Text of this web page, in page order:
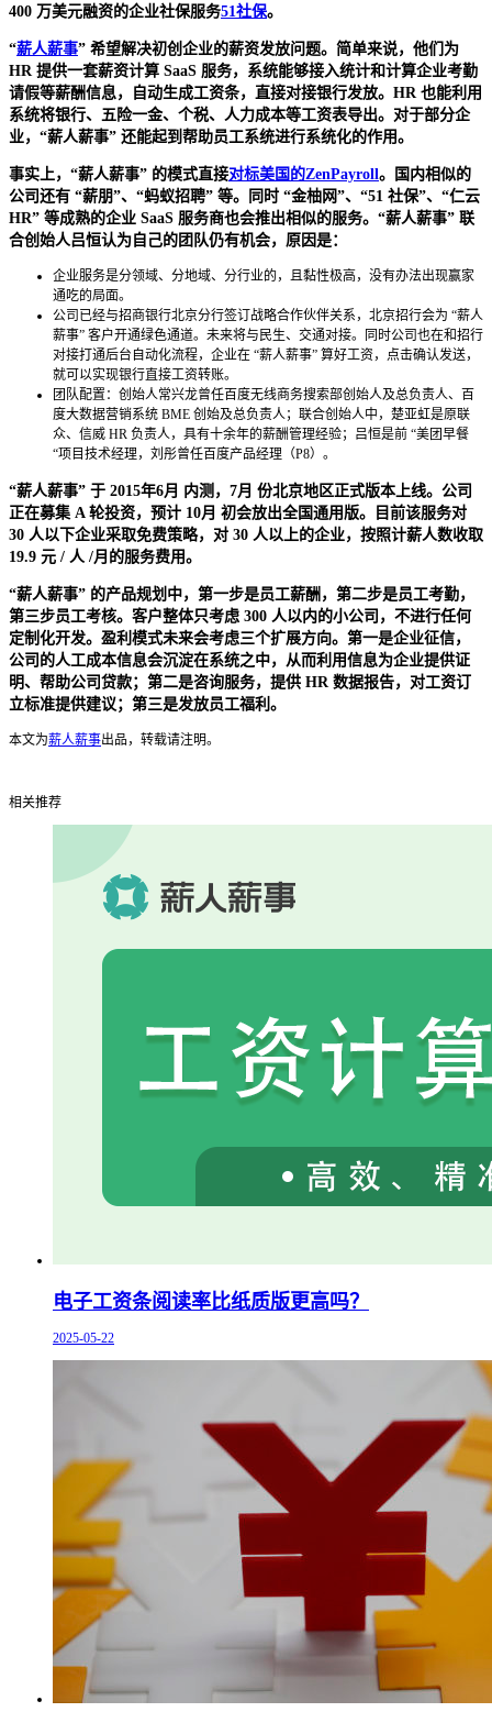
400 万美元融资的企业社保服务51社保。
“薪人薪事” 希望解决初创企业的薪资发放问题。简单来说，他们为
HR 提供一套薪资计算 SaaS 服务，系统能够接入统计和计算企业考勤
请假等薪酬信息，自动生成工资条，直接对接银行发放。HR 也能利用
系统将银行、五险一金、个税、人力成本等工资表导出。对于部分企
业，“薪人薪事” 还能起到帮助员工系统进行系统化的作用。
事实上，“薪人薪事” 的模式直接对标美国的ZenPayroll。国内相似的
公司还有 “薪朋”、“蚂蚁招聘” 等。同时 “金柚网”、“51 社保”、“仁云
HR” 等成熟的企业 SaaS 服务商也会推出相似的服务。“薪人薪事” 联
合创始人吕恒认为自己的团队仍有机会，原因是：
企业服务是分领域、分地域、分行业的，且黏性极高，没有办法出现赢家
通吃的局面。
公司已经与招商银行北京分行签订战略合作伙伴关系，北京招行会为 “薪人
薪事” 客户开通绿色通道。未来将与民生、交通对接。同时公司也在和招行
对接打通后台自动化流程，企业在 “薪人薪事” 算好工资，点击确认发送，
就可以实现银行直接工资转账。
团队配置：创始人常兴龙曾任百度无线商务搜索部创始人及总负责人、百
度大数据营销系统 BME 创始及总负责人；联合创始人中，楚亚虹是原联
众、信威 HR 负责人，具有十余年的薪酬管理经验；吕恒是前 “美团早餐
“项目技术经理，刘彤曾任百度产品经理（P8）。
“薪人薪事” 于 2015年6月 内测，7月 份北京地区正式版本上线。公司
正在募集 A 轮投资，预计 10月 初会放出全国通用版。目前该服务对
30 人以下企业采取免费策略，对 30 人以上的企业，按照计薪人数收取
19.9 元 / 人 /月的服务费用。
“薪人薪事” 的产品规划中，第一步是员工薪酬，第二步是员工考勤，
第三步员工考核。客户整体只考虑 300 人以内的小公司，不进行任何
定制化开发。盈利模式未来会考虑三个扩展方向。第一是企业征信，
公司的人工成本信息会沉淀在系统之中，从而利用信息为企业提供证
明、帮助公司贷款；第二是咨询服务，提供 HR 数据报告，对工资订
立标准提供建议；第三是发放员工福利。
本文为薪人薪事出品，转载请注明。
相关推荐
电子工资条阅读率比纸质版更高吗？
2025-05-22